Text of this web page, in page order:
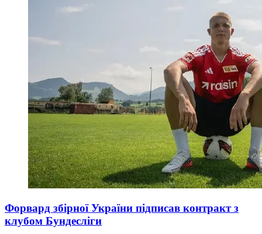
Форвард збірної України підписав контракт з
клубом Бундесліги